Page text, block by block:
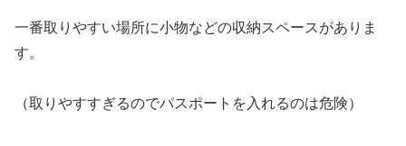
一番取りやすい場所に小物などの収納スペースがありま
す。
（取りやすすぎるのでパスポートを入れるのは危険）